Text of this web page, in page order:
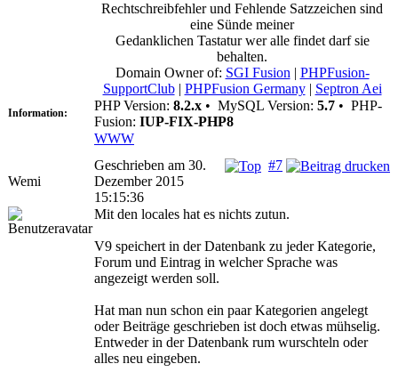
Rechtschreibfehler und Fehlende Satzzeichen sind
eine Sünde meiner
Gedanklichen Tastatur wer alle findet darf sie
behalten.
Domain Owner of: SGI Fusion | PHPFusion-
SupportClub| PHPFusion Germany| Septron Aei
Information: PHP Version: 8.2.x • MySQL Version: 5.7 • PHP-
Fusion: IUP-FIX-PHP8
WWW
Wemi
#7
Geschrieben am 30.
Dezember 2015
15:15:36
Mit den locales hat es nichts zutun.
V9 speichert in der Datenbank zu jeder Kategorie,
Forum und Eintrag in welcher Sprache was
angezeigt werden soll.
Hat man nun schon ein paar Kategorien angelegt
oder Beiträge geschrieben ist doch etwas mühselig.
Entweder in der Datenbank rum wurschteln oder
alles neu eingeben.